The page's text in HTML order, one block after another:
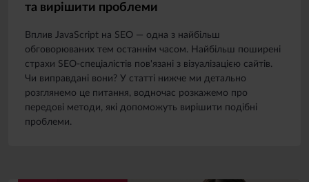
та вирішити проблеми
Вплив JavaScript на SEO — одна з найбільш
обговорюваних тем останнім часом. Найбільш поширені
страхи SEO-спеціалістів пов'язані з візуалізацією сайтів.
Чи виправдані вони? У статті нижче ми детально
розглянемо це питання, водночас розкажемо про
передові методи, які допоможуть вирішити подібні
проблеми.